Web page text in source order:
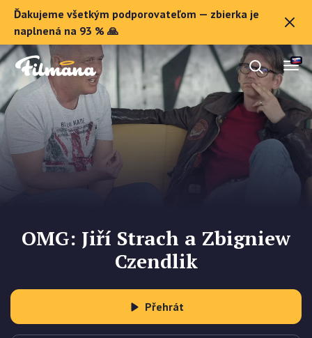
Ďakujeme všetkým podporovateľom — zbierka je
naplnená na 93 % 🙏
O Filmane
Darčekové poukazy
Zaregistrovať sa
OMG: Jiří Strach a Zbigniew
Czendlik
Přehrát